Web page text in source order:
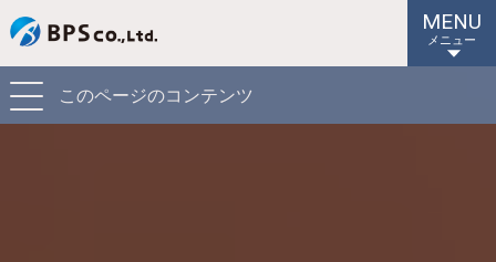
MENU
メニュー
このページのコンテンツ